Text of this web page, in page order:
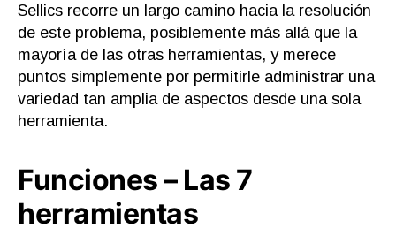
Sellics recorre un largo camino hacia la resolución
de este problema, posiblemente más allá que la
mayoría de las otras herramientas, y merece
puntos simplemente por permitirle administrar una
variedad tan amplia de aspectos desde una sola
herramienta.
Funciones – Las 7
herramientas